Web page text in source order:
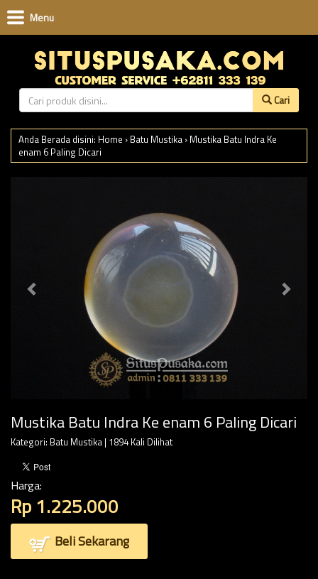
Cari
Menu
Anda Berada disini: Home › Batu Mustika › Mustika Batu Indra Ke
enam 6 Paling Dicari
Mustika Batu Indra Ke enam 6 Paling Dicari
Kategori: Batu Mustika | 1894 Kali Dilihat
Harga:
Rp 1.225.000
Beli Sekarang